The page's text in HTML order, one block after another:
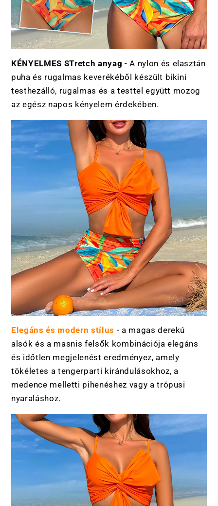
KÉNYELMES STretch anyag - A nylon és elasztán
puha és rugalmas keverékéből készült bikini
testhezálló, rugalmas és a testtel együtt mozog
az egész napos kényelem érdekében.
Elegáns és modern stílus - a magas derekú
alsók és a masnis felsők kombinációja elegáns
és időtlen megjelenést eredményez, amely
tökéletes a tengerparti kirándulásokhoz, a
medence melletti pihenéshez vagy a trópusi
nyaraláshoz.